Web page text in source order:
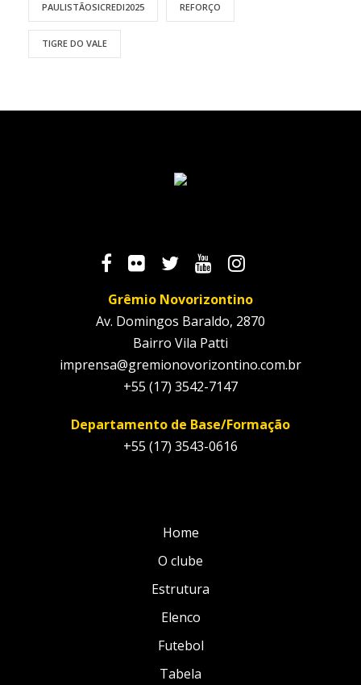
PAULISTÃOSICREDI2025 REFORÇO
TIGRE DO VALE
Grêmio Novorizontino
Av. Domingos Baraldo, 2870
Bairro Vila Patti
imprensa@gremionovorizontino.com.br
+55 (17) 3542-7147
Departamento de Base/Formação
+55 (17) 3543-0616
Home
O clube
Estrutura
Elenco
Futebol
Tabela